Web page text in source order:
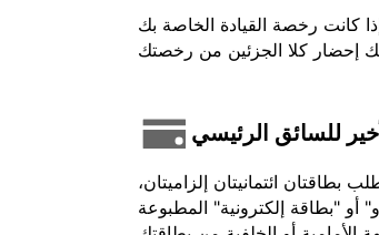
كانت رخصة القيادة الخاصة بك
للسائق الرئيسي
ائتمانيتان إلزاميتان،
"بطاقة إلكترونية" المطبوعة